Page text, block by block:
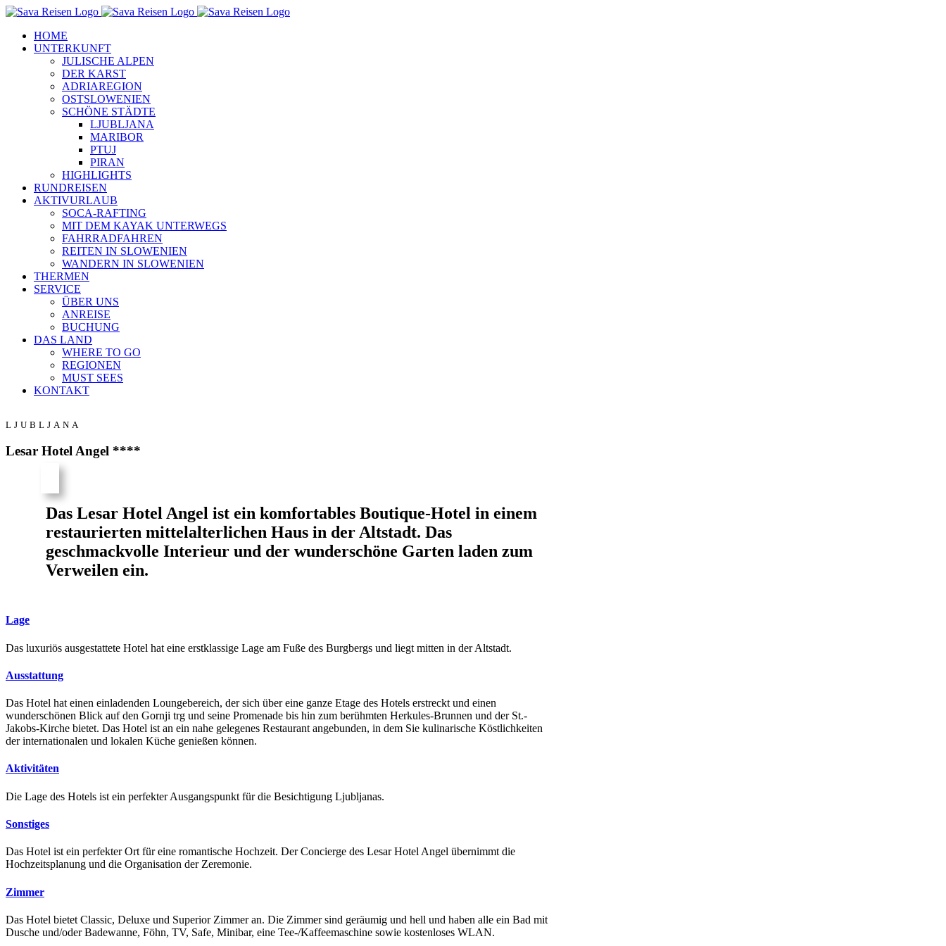
Zum
springenHOME
UNTERKUNFT
JULISCHE ALPEN
DER KARST
ADRIAREGION
OSTSLOWENIEN
SCHÖNE STÄDTE
LJUBLJANA
MARIBOR
PTUJ
PIRAN
HIGHLIGHTS
RUNDREISEN
AKTIVURLAUB
SOCA-RAFTING
MIT DEM KAYAK UNTERWEGS
FAHRRADFAHREN
REITEN IN SLOWENIEN
WANDERN IN SLOWENIEN
THERMEN
SERVICE
ÜBER UNS
ANREISE
BUCHUNG
DAS LAND
WHERE TO GO
REGIONEN
MUST SEES
KONTAKT
LJUBLJANA
Lesar Hotel Angel ****
Das Lesar Hotel Angel ist ein komfortables Boutique-Hotel in einem
restaurierten mittelalterlichen Haus in der Altstadt. Das
geschmackvolle Interieur und der wunderschöne Garten laden zum
Verweilen ein.
Lage
Das luxuriös ausgestattete Hotel hat eine erstklassige Lage am Fuße des Burgbergs und liegt mitten in der Altstadt.
Ausstattung
Das Hotel hat einen einladenden Loungebereich, dersich über eine ganze Etage des Hotels erstreckt und einen
wunderschönen Blick auf den Gornji trg und seine Promenade bis hin zum berühmten Herkules-Brunnen und der St.-
Jakobs-Kirche bietet. Das Hotel ist an ein nahe gelegenes Restaurant angebunden, in dem Sie kulinarische Köstlichkeiten
der internationalen und lokalen Küche genießen können.
Aktivitäten
Die Lage des Hotels ist ein perfekter Ausgangspunkt für die Besichtigung Ljubljanas.
Sonstiges
Das Hotel ist ein perfekter Ort für eine romantische Hochzeit. Der Concierge des Lesar Hotel Angel übernimmt die
Hochzeitsplanung und die Organisation der Zeremonie.
Zimmer
Das Hotel bietet Classic, Deluxe und Superior Zimmer an. Die Zimmer sind geräumig und hell und haben alle ein Bad mit
Dusche und/oder Badewanne, Föhn, TV, Safe, Minibar, eine Tee-/Kaffeemaschine sowie kostenloses WLAN.